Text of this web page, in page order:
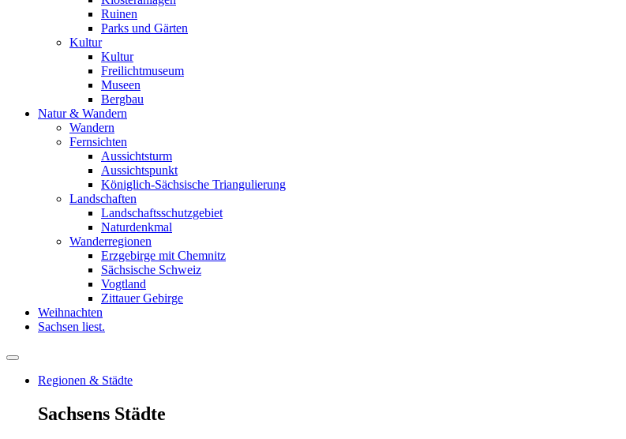
Ruinen
Parks und Gärten
Kultur
Kultur
Freilichtmuseum
Museen
Bergbau
Natur & Wandern
Wandern
Fernsichten
Aussichtsturm
Aussichtspunkt
Königlich-Sächsische Triangulierung
Landschaften
Landschaftsschutzgebiet
Naturdenkmal
Wanderregionen
Erzgebirge mit Chemnitz
Sächsische Schweiz
Vogtland
Zittauer Gebirge
Weihnachten
Sachsen liest.
Regionen & Städte
Sachsens Städte